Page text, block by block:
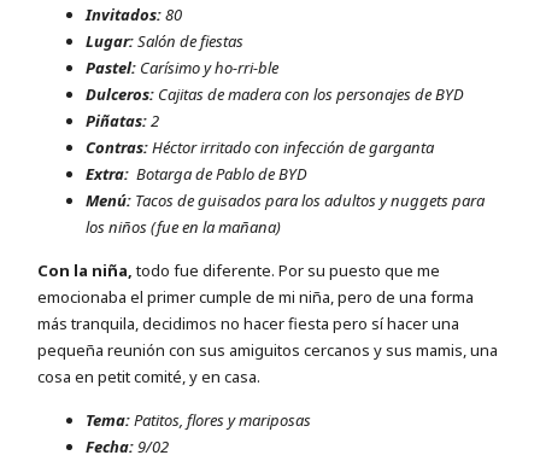
Invitados:80
Lugar:Salón de fiestas
Pastel: Carísimo y ho-rri-ble
Dulceros: Cajitas de madera con los personajes de BYD
Piñatas:2
Contras:Héctor irritado con infección de garganta
Extra: Botarga de Pablo de BYD
Menú: Tacos de guisados para los adultos y nuggets para
los niños (fue en la mañana)
Con la niña,todo fue diferente. Por su puesto que me
emocionaba el primer cumple de mi niña, pero de una forma
más tranquila, decidimos no hacer fiesta pero sí hacer una
pequeña reunión con sus amiguitos cercanos y sus mamis, una
cosa en petit comité, y en casa.
Tema:Patitos, flores y mariposas
Fecha:9/02